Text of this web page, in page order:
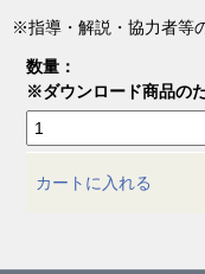
※指導・解説・協力者等
数量：
※ダウンロード商品の
カートに入れる